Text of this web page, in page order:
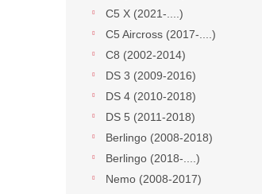
C5 X (2021-....)
C5 Aircross (2017-....)
C8 (2002-2014)
DS 3 (2009-2016)
DS 4 (2010-2018)
DS 5 (2011-2018)
Berlingo (2008-2018)
Berlingo (2018-....)
Nemo (2008-2017)